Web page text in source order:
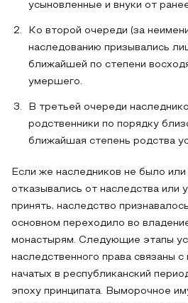
усыновленные и внуки от
Ко второй очереди (за
наследованию призывались
ближайшей по степени
умершего.
В третьей очереди
родственники по порядку
ближайшая степень родства
Если же наследников не было или
отказывались от наследства или
принять, наследство
основном переходило во
монастырям. Следующие этапы
наследственного права связаны
начатых в республиканский
эпоху принципата. Выморочное